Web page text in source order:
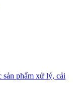
sản phẩm xử lý, cải